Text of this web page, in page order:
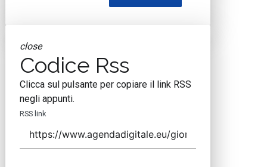
close
Codice Rss
Clicca sul pulsante per copiare il link RSS
negli appunti.
RSS link